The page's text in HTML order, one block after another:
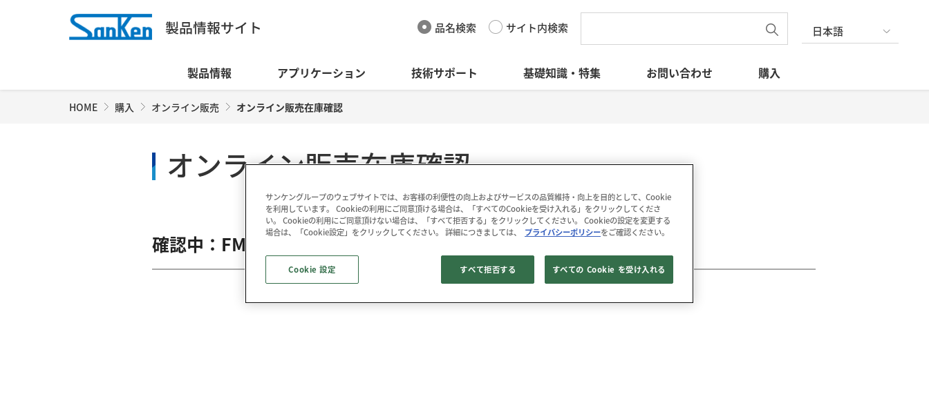
品名検索 サイト内検索 日本語
製品情報 アプリケーション 技術サポート 基礎知識・特集 お問い合わせ 購入
HOME 購入 オンライン販売 オンライン販売在庫確認
オンライン販売在庫確認
確認中：FMB-G16L
サンケングループのウェブサイトでは、お客様の利便性の向上およびサービスの品質維持・向上を目的として、Cookie
を利用しています。 Cookieの利用にご同意頂ける場合は、「すべてのCookieを受け入れる」をクリックしてくださ
い。 Cookieの利用にご同意頂けない場合は、「すべて拒否する」をクリックしてください。 Cookieの設定を変更する
場合は、「Cookie設定」をクリックしてください。 詳細につきましては、
プライバシーポリシーをご確認ください。
すべて拒否する すべての Cookie を受け入れる
Cookie 設定